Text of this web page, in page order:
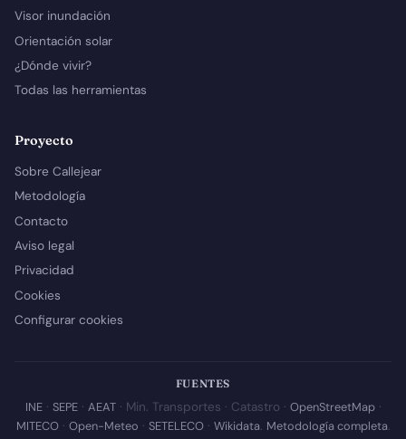
Visor inundación
Orientación solar
¿Dónde vivir?
Todas las herramientas
Proyecto
Sobre Callejear
Metodología
Contacto
Aviso legal
Privacidad
Cookies
Configurar cookies
FUENTES
INE· SEPE· AEAT· Min. Transportes · Catastro · OpenStreetMap·
MITECO· Open-Meteo · SETELECO· Wikidata. Metodología completa.